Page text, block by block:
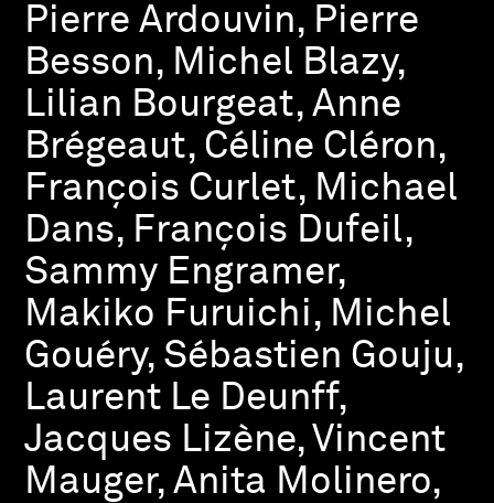
Pierre Ardouvin, Pierre
Besson, Michel Blazy,
Lilian Bourgeat, Anne
Brégeaut, Céline Cléron,
François Curlet, Michael
Dans, François Dufeil,
Sammy Engramer,
Makiko Furuichi, Michel
Gouéry, Sébastien Gouju,
Laurent Le Deunff,
Jacques Lizène, Vincent
Mauger, Anita Molinero,